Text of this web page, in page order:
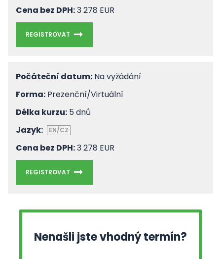
Cena bez DPH:3 278 EUR
REGISTROVAT
Počáteční datum: Na vyžádání
Forma: Prezenční/Virtuální
Délka kurzu: 5 dnů
Jazyk:
EN/CZ
Cena bez DPH:3 278 EUR
REGISTROVAT
Nenašli jste vhodný termín?